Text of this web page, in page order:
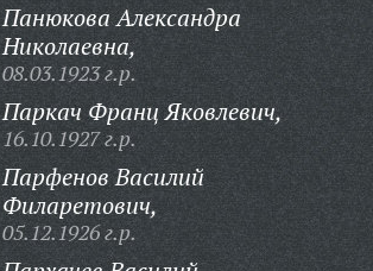
Панюкова Александра
Николаевна,
08.03.1923 г.р.
Паркач Франц Яковлевич,
16.10.1927 г.р.
Парфенов Василий
Филаретович,
05.12.1926 г.р.